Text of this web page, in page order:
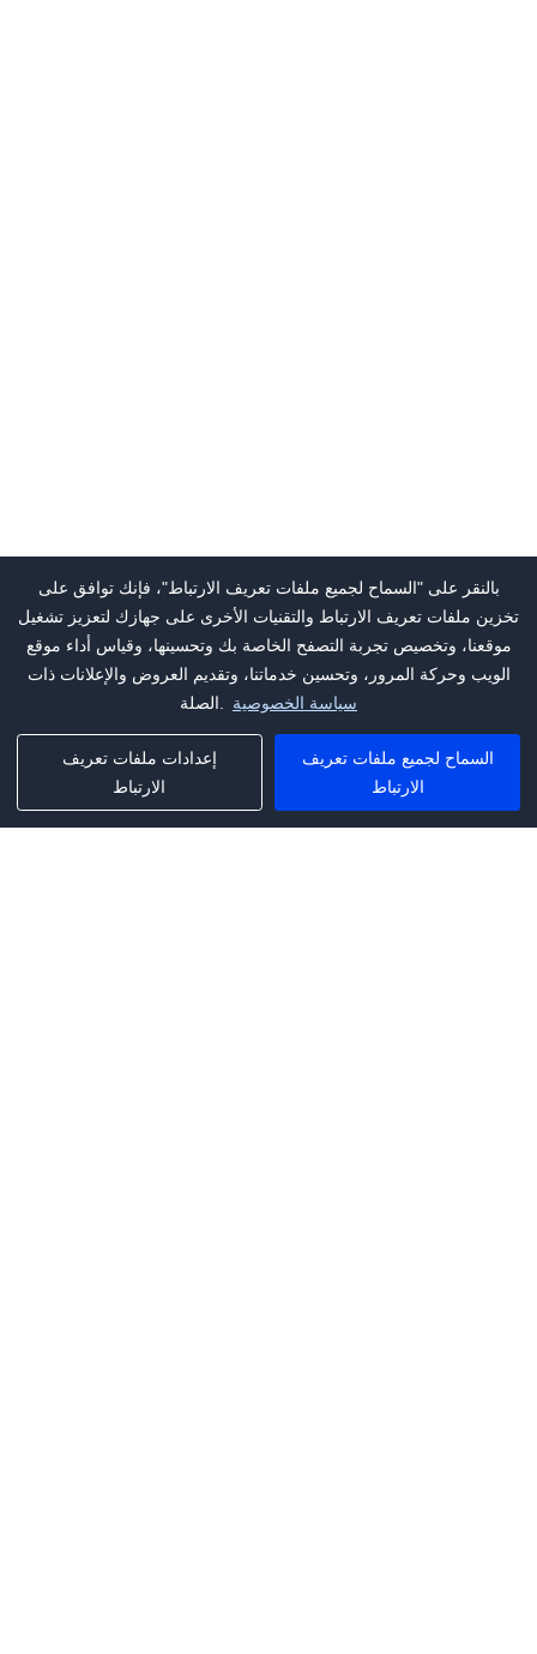
بالنقر على "السماح لجميع ملفات تعريف الارتباط"، فإنك توافق على
تخزين ملفات تعريف الارتباط والتقنيات الأخرى على جهازك لتعزيز تشغيل
موقعنا، وتخصيص تجربة التصفح الخاصة بك وتحسينها، وقياس أداء موقع
الويب وحركة المرور، وتحسين خدماتنا، وتقديم العروض والإعلانات ذات
سياسة الخصوصية
إعدادات ملفات تعريف
الارتباط
السماح لجميع ملفات تعريف
الارتباط